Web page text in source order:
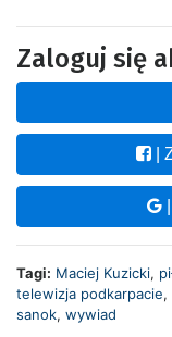
Zaloguj się
|
|
Tagi: Maciej Kuzicki,
telewizja podkarpacie,
sanok, wywiad